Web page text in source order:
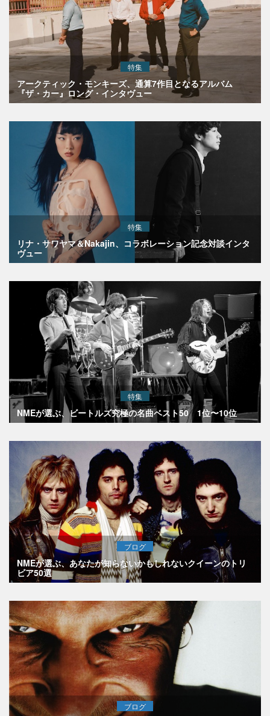
特集
アークティック・モンキーズ、通算7作目となるアルバム
『ザ・カー』ロング・インタヴュー
特集
リナ・サワヤマ＆Nakajin、コラボレーション記念対談インタ
ヴュー
特集
NMEが選ぶ、ビートルズ究極の名曲ベスト50 1位〜10位
ブログ
NMEが選ぶ、あなたが知らないかもしれないクイーンのトリ
ビア50選
ブログ